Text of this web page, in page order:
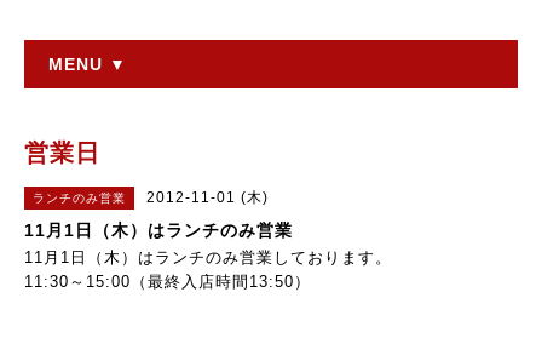
MENU ▼
営業日
ランチのみ営業 2012-11-01 (木)
11月1日（木）はランチのみ営業
11月1日（木）はランチのみ営業しております。
11:30～15:00（最終入店時間13:50）